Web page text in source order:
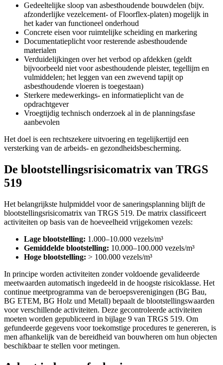
Gedeeltelijke sloop van asbesthoudende bouwdelen (bijv.
afzonderlijke vezelcement- of Floorflex-platen) mogelijk in
het kader van functioneel onderhoud
Concrete eisen voor ruimtelijke scheiding en markering
Documentatieplicht voor resterende asbesthoudende
materialen
Verduidelijkingen over het verbod op afdekken (geldt
bijvoorbeeld niet voor asbesthoudende pleister, tegellijm en
vulmiddelen; het leggen van een zwevend tapijt op
asbesthoudende vloeren is toegestaan)
Sterkere medewerkings- en informatieplicht van de
opdrachtgever
Vroegtijdig technisch onderzoek al in de planningsfase
aanbevolen
Het doel is een rechtszekere uitvoering en tegelijkertijd een
versterking van de arbeids- en gezondheidsbescherming.
De blootstellingsrisicomatrix van TRGS
519
Het belangrijkste hulpmiddel voor de saneringsplanning blijft de
blootstellingsrisicomatrix van TRGS 519. De matrix classificeert
activiteiten op basis van de hoeveelheid vrijgekomen vezels:
Lage blootstelling: 1.000–10.000 vezels/m³
Gemiddelde blootstelling: 10.000–100.000 vezels/m³
Hoge blootstelling: > 100.000 vezels/m³
In principe worden activiteiten zonder voldoende gevalideerde
meetwaarden automatisch ingedeeld in de hoogste risicoklasse. Het
continue meetprogramma van de beroepsverenigingen (BG Bau,
BG ETEM, BG Holz und Metall) bepaalt de blootstellingswaarden
voor verschillende activiteiten. Deze gecontroleerde activiteiten
moeten worden gepubliceerd in bijlage 9 van TRGS 519. Om
gefundeerde gegevens voor toekomstige procedures te genereren, is
men afhankelijk van de bereidheid van bouwheren om hun objecten
beschikbaar te stellen voor metingen.